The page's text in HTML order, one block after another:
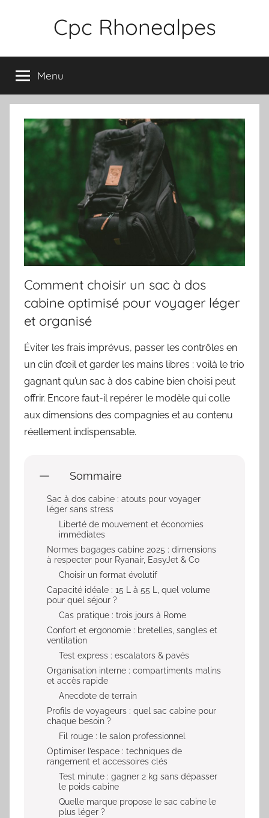
Cpc Rhonealpes
Menu
Comment choisir un sac à dos
cabine optimisé pour voyager léger
et organisé
Éviter les frais imprévus, passer les contrôles en
un clin d’œil et garder les mains libres : voilà le trio
gagnant qu’un sac à dos cabine bien choisi peut
offrir. Encore faut-il repérer le modèle qui colle
aux dimensions des compagnies et au contenu
réellement indispensable.
Sommaire
Sac à dos cabine : atouts pour voyager
léger sans stress
Liberté de mouvement et économies
immédiates
Normes bagages cabine 2025 : dimensions
à respecter pour Ryanair, EasyJet & Co
Choisir un format évolutif
Capacité idéale : 15 L à 55 L, quel volume
pour quel séjour ?
Cas pratique : trois jours à Rome
Confort et ergonomie : bretelles, sangles et
ventilation
Test express : escalators & pavés
Organisation interne : compartiments malins
et accès rapide
Anecdote de terrain
Profils de voyageurs : quel sac cabine pour
chaque besoin ?
Fil rouge : le salon professionnel
Optimiser l’espace : techniques de
rangement et accessoires clés
Test minute : gagner 2 kg sans dépasser
le poids cabine
Quelle marque propose le sac cabine le
plus léger ?